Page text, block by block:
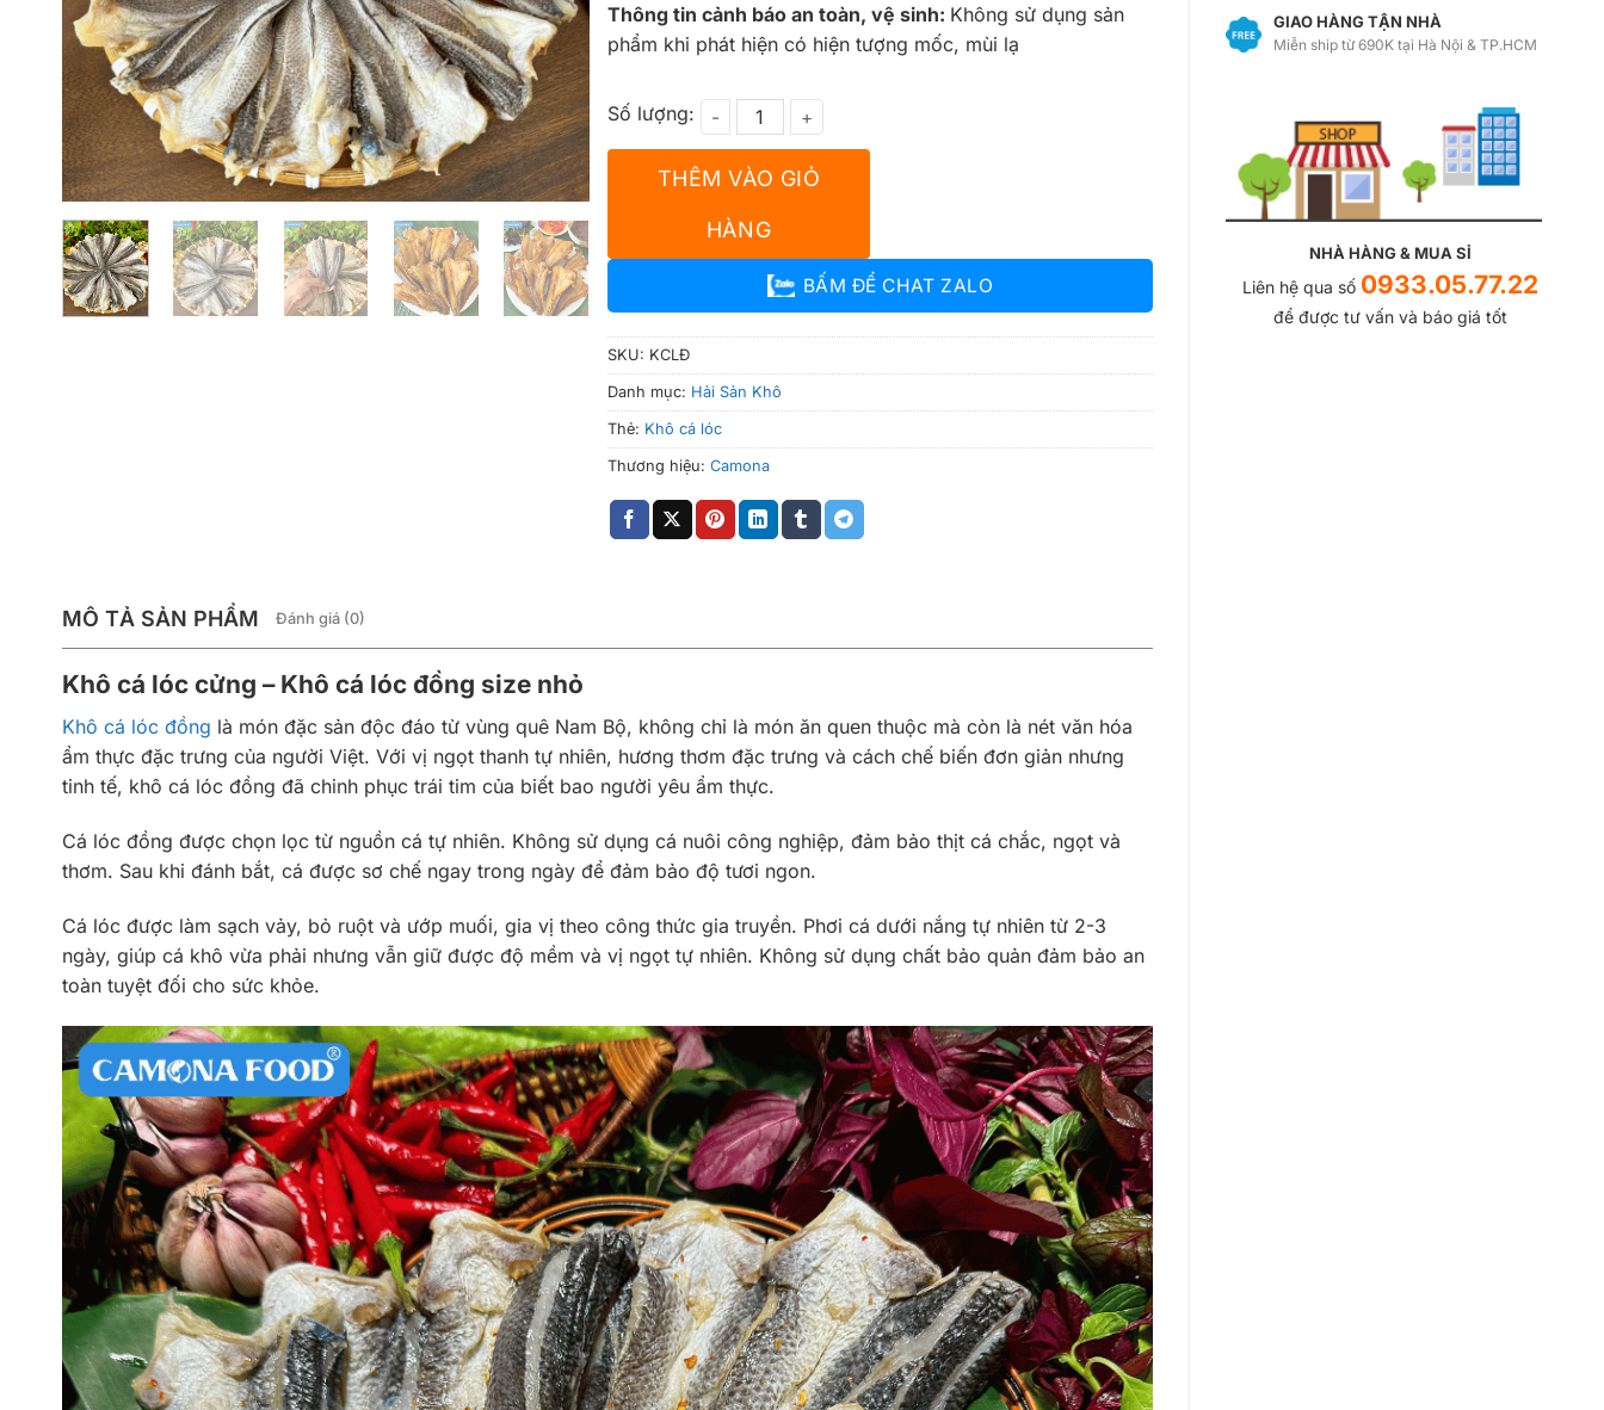
GIAO HÀNG TẬN NHÀ
Miễn ship từ 690K tại Hà Nội & TP.HCM
NHÀ HÀNG & MUA SỈ
Liên hệ qua số 0933.05.77.22
để được tư vấn và báo giá tốt
Thông tin cảnh báo an toàn, vệ sinh: Không sử dụng sản
phẩm khi phát hiện có hiện tượng mốc, mùi lạ
Khô Cá Lóc Đông Nguyên Con số lượng
THÊM VÀO GIỎ
HÀNG
BẤM ĐỂ CHAT ZALO
SKU: KCLĐ
Danh mục: Hải Sản Khô
Thẻ: Khô cá lóc
Thương hiệu: Camona
MÔ TẢ SẢN PHẨM Đánh giá (0)
Khô cá lóc cửng – Khô cá lóc đồng size nhỏ
Khô cá lóc đồng là món đặc sản độc đáo từ vùng quê Nam Bộ, không chỉ là món ăn quen thuộc mà còn là nét văn hóa
ẩm thực đặc trưng của người Việt. Với vị ngọt thanh tự nhiên, hương thơm đặc trưng và cách chế biến đơn giản nhưng
tinh tế, khô cá lóc đồng đã chinh phục trái tim của biết bao người yêu ẩm thực.
Cá lóc đồng được chọn lọc từ nguồn cá tự nhiên. Không sử dụng cá nuôi công nghiệp, đảm bảo thịt cá chắc, ngọt và
thơm. Sau khi đánh bắt, cá được sơ chế ngay trong ngày để đảm bảo độ tươi ngon.
Cá lóc được làm sạch vảy, bỏ ruột và ướp muối, gia vị theo công thức gia truyền. Phơi cá dưới nắng tự nhiên từ 2-3
ngày, giúp cá khô vừa phải nhưng vẫn giữ được độ mềm và vị ngọt tự nhiên. Không sử dụng chất bảo quản đảm bảo an
toàn tuyệt đối cho sức khỏe.